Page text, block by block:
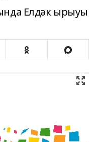
Елдәк ырыуы